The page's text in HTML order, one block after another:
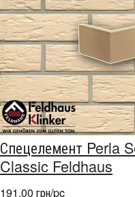
Спецелемент Perla
Classic Feldhaus
191,00 грн/pc